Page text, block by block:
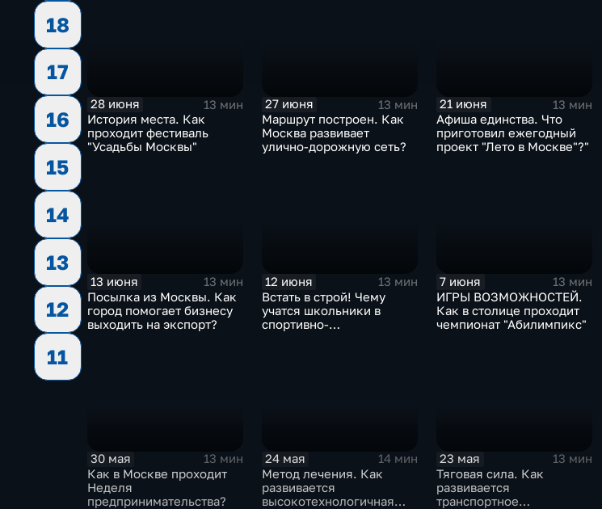
18
17
16
15
14
13
12
11
28 июня
13 мин
История места. Как
проходит фестиваль
"Усадьбы Москвы"
27 июня
13 мин
Маршрут построен. Как
Москва развивает
улично-дорожную сеть?
21 июня
13 мин
Афиша единства. Что
приготовил ежегодный
проект "Лето в Москве"?"
13 июня
13 мин
Посылка из Москвы. Как
город помогает бизнесу
выходить на экспорт?
12 июня
13 мин
Встать в строй! Чему
учатся школьники в
спортивно-
7 июня
13 мин
ИГРЫ ВОЗМОЖНОСТЕЙ.
Как в столице проходит
чемпионат "Абилимпикс"
30 мая
13 мин
Как в Москве проходит
Неделя
предпринимательства?
24 мая
14 мин
Метод лечения. Как
развивается
высокотехнологичная
23 мая
13 мин
Тяговая сила. Как
развивается
транспортное